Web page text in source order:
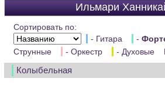
Ильмари
Сортировать по:
- Гитара
-
Струнные
- Оркестр - Духовые
Колыбельная